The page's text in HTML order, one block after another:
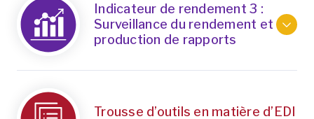
Indicateur de rendement 3 :
Surveillance du rendement et
production de rapports
Trousse d’outils en matière d’EDI